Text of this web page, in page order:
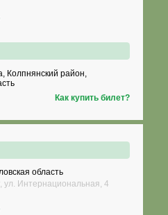
Колпнянский район,
Как купить билет?
область
ул. Интернациональная, 4